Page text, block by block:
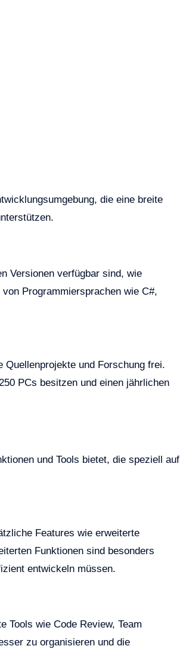
die eine breite
Versionen verfügbar sind, wie
Programmiersprachen wie C#,
Quellenprojekte und Forschung frei.
PCs besitzen und einen jährlichen
und Tools bietet, die speziell auf
Features wie erweiterte
Funktionen sind besonders
entwickeln müssen.
Tools wie Code Review, Team
zu organisieren und die